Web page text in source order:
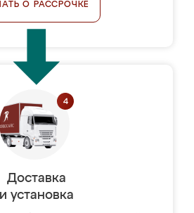
О РАССРОЧКЕ
Доставка
и установка